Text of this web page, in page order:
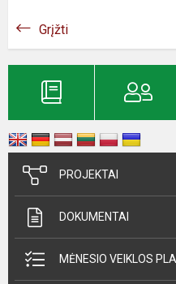
Grįžti
PROJEKTAI
DOKUMENTAI
MĖNESIO VEIKLOS